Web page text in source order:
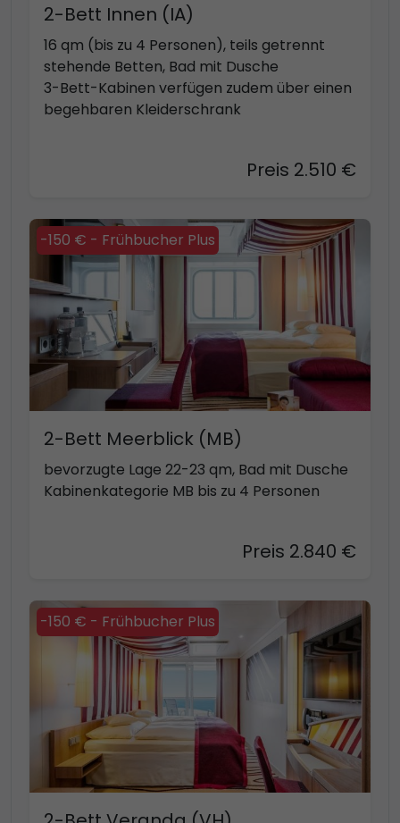
2-Bett Innen (IA)
16 qm (bis zu 4 Personen), teils getrennt
stehende Betten, Bad mit Dusche
3-Bett-Kabinen verfügen zudem über einen
begehbaren Kleiderschrank
Preis 2.510 €
-150 € - Frühbucher Plus
2-Bett Meerblick (MB)
bevorzugte Lage 22-23 qm, Bad mit Dusche
Kabinenkategorie MB bis zu 4 Personen
Preis 2.840 €
-150 € - Frühbucher Plus